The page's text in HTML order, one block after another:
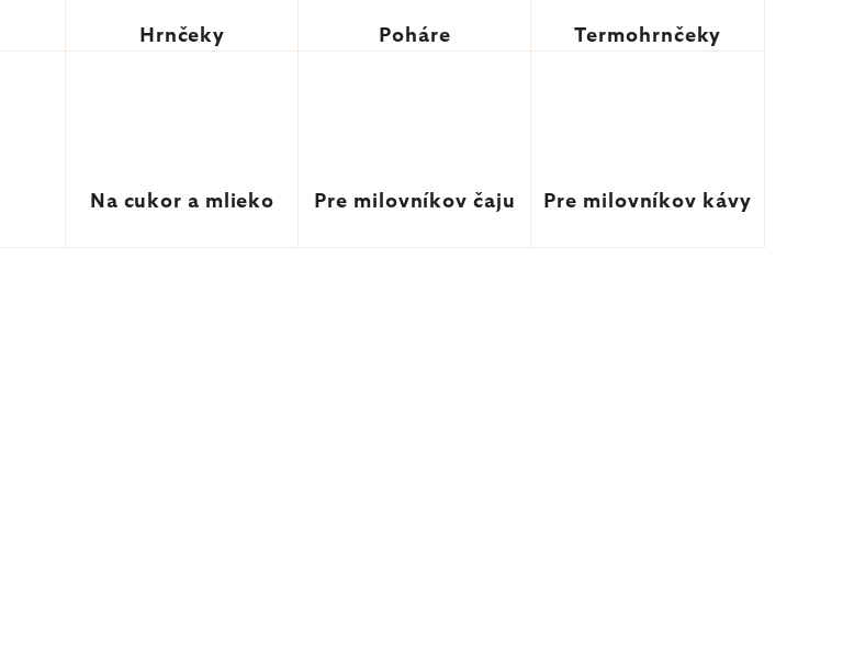
Hrnčeky Poháre Termohrnčeky
Na cukor a mlieko Pre milovníkov čaju Pre milovníkov kávy